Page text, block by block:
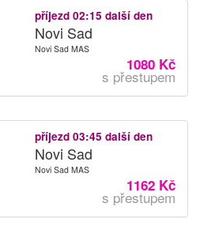
příjezd 02:15 další den
Novi Sad
Novi Sad MAS
1080 Kč
s přestupem
příjezd 03:45 další den
Novi Sad
Novi Sad MAS
1162 Kč
s přestupem